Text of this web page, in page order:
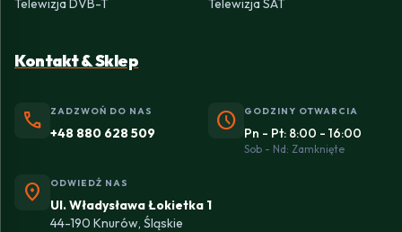
Telewizja DVB-T
Telewizja SAT
Kontakt & Sklep
phone ZADZWOŃ DO NAS
+48 880 628 509 schedule GODZINY OTWARCIA
Pn - Pt: 8:00 - 16:00
Sob - Nd: Zamknięte
location_on ODWIEDŹ NAS
Ul. Władysława Łokietka 1
44-190 Knurów, Śląskie